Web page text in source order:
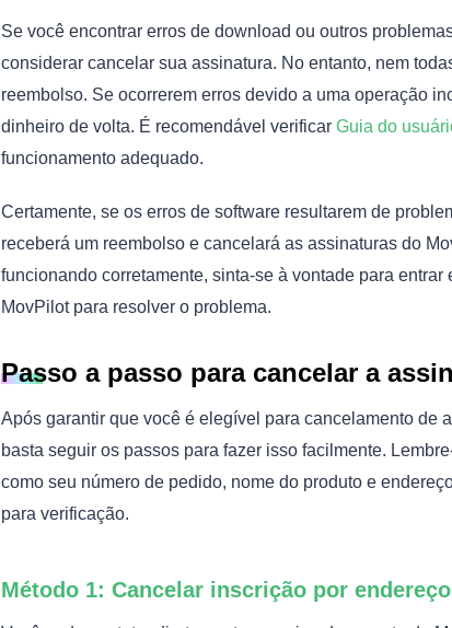
Se você encontrar erros de download ou outros
considerar cancelar sua assinatura. No entanto, nem
reembolso. Se ocorrerem erros devido a uma operação
dinheiro de volta. É recomendável verificar Guia do
funcionamento adequado.
Certamente, se os erros de software resultarem de
receberá um reembolso e cancelará as assinaturas do
funcionando corretamente, sinta-se à vontade para
MovPilot para resolver o problema.
Passo a passo para cancelar a
Após garantir que você é elegível para cancelamento de
basta seguir os passos para fazer isso facilmente.
como seu número de pedido, nome do produto e
para verificação.
Método 1: Cancelar inscrição por